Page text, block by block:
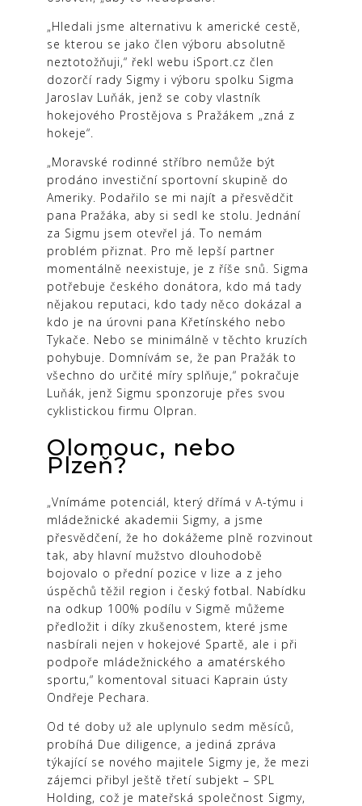
„Hledali jsme alternativu k americké cestě,
se kterou se jako člen výboru absolutně
neztotožňuji,“ řekl webu iSport.cz člen
dozorčí rady Sigmy i výboru spolku Sigma
Jaroslav Luňák, jenž se coby vlastník
hokejového Prostějova s Pražákem „zná z
hokeje“.
„Moravské rodinné stříbro nemůže být
prodáno investiční sportovní skupině do
Ameriky. Podařilo se mi najít a přesvědčit
pana Pražáka, aby si sedl ke stolu. Jednání
za Sigmu jsem otevřel já. To nemám
problém přiznat. Pro mě lepší partner
momentálně neexistuje, je z říše snů. Sigma
potřebuje českého donátora, kdo má tady
nějakou reputaci, kdo tady něco dokázal a
kdo je na úrovni pana Křetínského nebo
Tykače. Nebo se minimálně v těchto kruzích
pohybuje. Domnívám se, že pan Pražák to
všechno do určité míry splňuje,“ pokračuje
Luňák, jenž Sigmu sponzoruje přes svou
cyklistickou firmu Olpran.
Olomouc, nebo
Plzeň?
„Vnímáme potenciál, který dřímá v A-týmu i
mládežnické akademii Sigmy, a jsme
přesvědčení, že ho dokážeme plně rozvinout
tak, aby hlavní mužstvo dlouhodobě
bojovalo o přední pozice v lize a z jeho
úspěchů těžil region i český fotbal. Nabídku
na odkup 100% podílu v Sigmě můžeme
předložit i díky zkušenostem, které jsme
nasbírali nejen v hokejové Spartě, ale i při
podpoře mládežnického a amatérského
sportu,“ komentoval situaci Kaprain ústy
Ondřeje Pechara.
Od té doby už ale uplynulo sedm měsíců,
probíhá Due diligence, a jediná zpráva
týkající se nového majitele Sigmy je, že mezi
zájemci přibyl ještě třetí subjekt – SPL
Holding, což je mateřská společnost Sigmy,